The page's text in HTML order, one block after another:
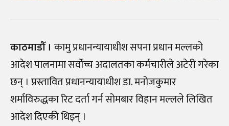
काठमाडौँ । कामु प्रधानन्यायाधीश सपना प्रधान मल्लको
आदेश पालनामा सर्वोच्च अदालतका कर्मचारीले अटेरी गरेका
छन्‌ । प्रस्तावित प्रधानन्यायाधीश डा. मनोजकुमार
शर्माविरुद्धका रिट दर्ता गर्न सोमबार विहान मल्लले लिखित
आदेश दिएकी थिइन्‌ ।